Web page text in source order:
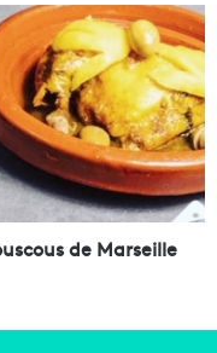
de Marseille